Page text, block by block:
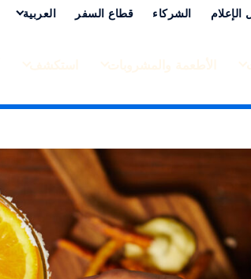
الشركاء قطاع السفر العربية‏